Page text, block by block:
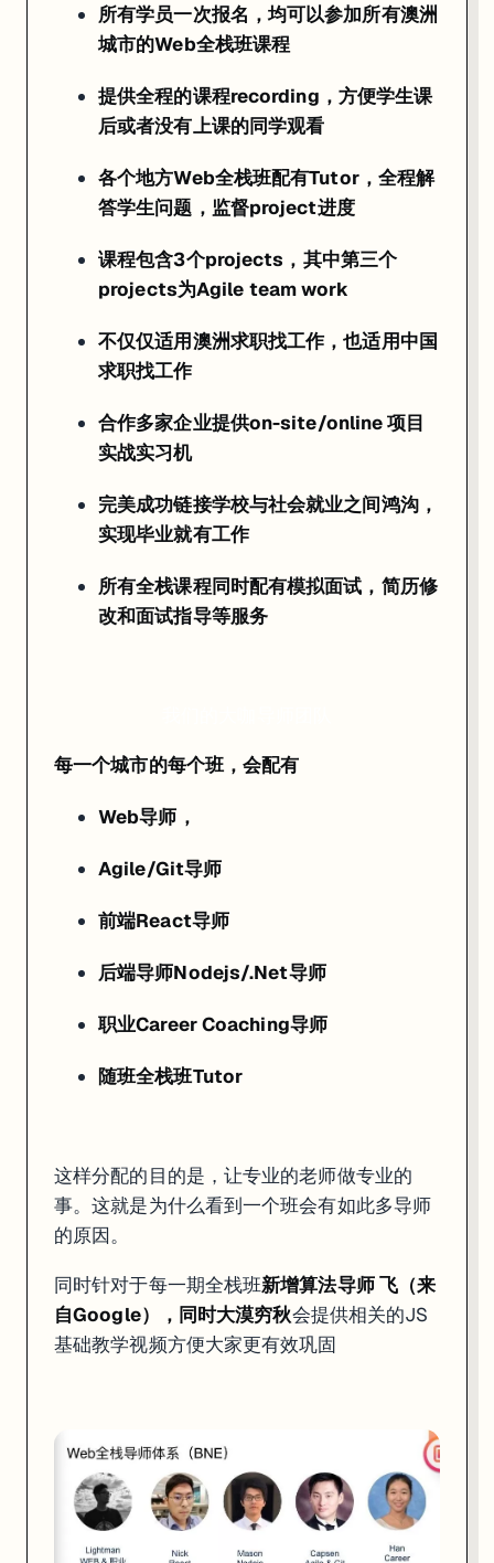
这样分配的目的是，让专业的老师做专业的事。这就是为什么看到一个
所有学员一次报名，均可以参加所有澳洲
城市的Web全栈班课程
提供全程的课程recording，方便学生课
后或者没有上课的同学观看
各个地方Web全栈班配有Tutor，全程解
答学生问题，监督project进度
课程包含3个projects，其中第三个
projects为Agile team work
不仅仅适用澳洲求职找工作，也适用中国
求职找工作
合作多家企业提供on-site/online 项目
实战实习机
完美成功链接学校与社会就业之间鸿沟，
实现毕业就有工作
所有全栈课程同时配有模拟面试，简历修
改和面试指导等服务
每一个城市的每个班，会配有
Web导师，
Agile/Git导师
前端React导师
后端导师Nodejs/.Net导师
职业Career Coaching导师
随班全栈班Tutor
这样分配的目的是，让专业的老师做专业的
事。这就是为什么看到一个班会有如此多导师
的原因。
同时针对于每一期全栈班新增算法导师 飞（来
自Google），同时大漠穷秋会提供相关的JS
基础教学视频方便大家更有效巩固